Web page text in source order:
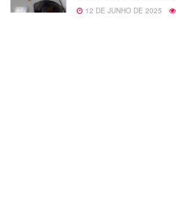
12 DE JUNHO DE 2025